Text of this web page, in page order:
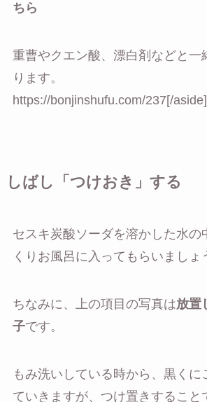
ちら
重曹やクエン酸、漂白剤などと一
ります。
https://bonjinshufu.com/237[/aside]
しばし「つけおき」する
セスキ炭酸ソーダを溶かした水の
くりお風呂に入ってもらいましょ
ちなみに、上の項目の写真は放置
子です。
もみ洗いしている時から、黒くに
ていきますが、つけ置きすること